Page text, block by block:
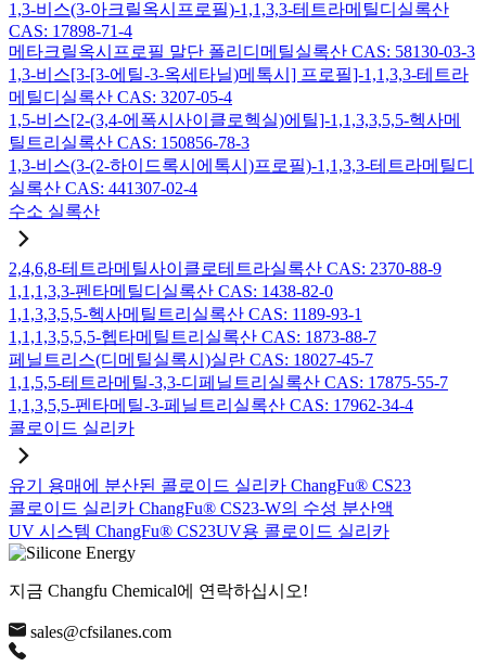
1,3-비스(3-아크릴옥시프로필)-1,1,3,3-테트라메틸디실록산
CAS: 17898-71-4
메타크릴옥시프로필 말단 폴리디메틸실록산 CAS: 58130-03-3
1,3-비스[3-[3-에틸-3-옥세타닐)메톡시] 프로필]-1,1,3,3-테트라
메틸디실록산 CAS: 3207-05-4
1,5-비스[2-(3,4-에폭시사이클로헥실)에틸]-1,1,3,3,5,5-헥사메
틸트리실록산 CAS: 150856-78-3
1,3-비스(3-(2-하이드록시에톡시)프로필)-1,1,3,3-테트라메틸디
실록산 CAS: 441307-02-4
수소 실록산
2,4,6,8-테트라메틸사이클로테트라실록산 CAS: 2370-88-9
1,1,1,3,3-펜타메틸디실록산 CAS: 1438-82-0
1,1,3,3,5,5-헥사메틸트리실록산 CAS: 1189-93-1
1,1,1,3,5,5,5-헵타메틸트리실록산 CAS: 1873-88-7
페닐트리스(디메틸실록시)실란 CAS: 18027-45-7
1,1,5,5-테트라메틸-3,3-디페닐트리실록산 CAS: 17875-55-7
1,1,3,5,5-펜타메틸-3-페닐트리실록산 CAS: 17962-34-4
콜로이드 실리카
유기 용매에 분산된 콜로이드 실리카 ChangFu® CS23
콜로이드 실리카 ChangFu® CS23-W의 수성 분산액
UV 시스템 ChangFu® CS23UV용 콜로이드 실리카
지금 Changfu Chemical에 연락하십시오!
sales@cfsilanes.com